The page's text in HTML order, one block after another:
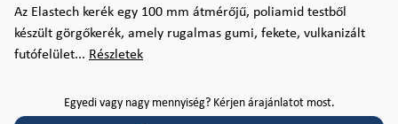
Az Elastech kerék egy 100 mm átmérőjű, poliamid testből
készült görgőkerék, amely rugalmas gumi, fekete, vulkanizált
futófelület... Részletek
Egyedi vagy nagy mennyiség? Kérjen árajánlatot most.